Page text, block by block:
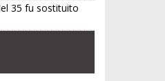
35 fu sostituito